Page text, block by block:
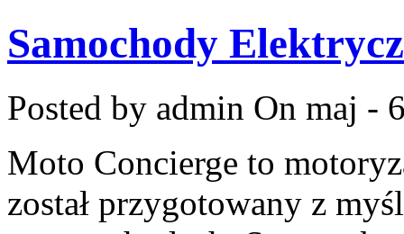
Samochody
Posted by admin On maj -
Moto Concierge to
został przygotowany z